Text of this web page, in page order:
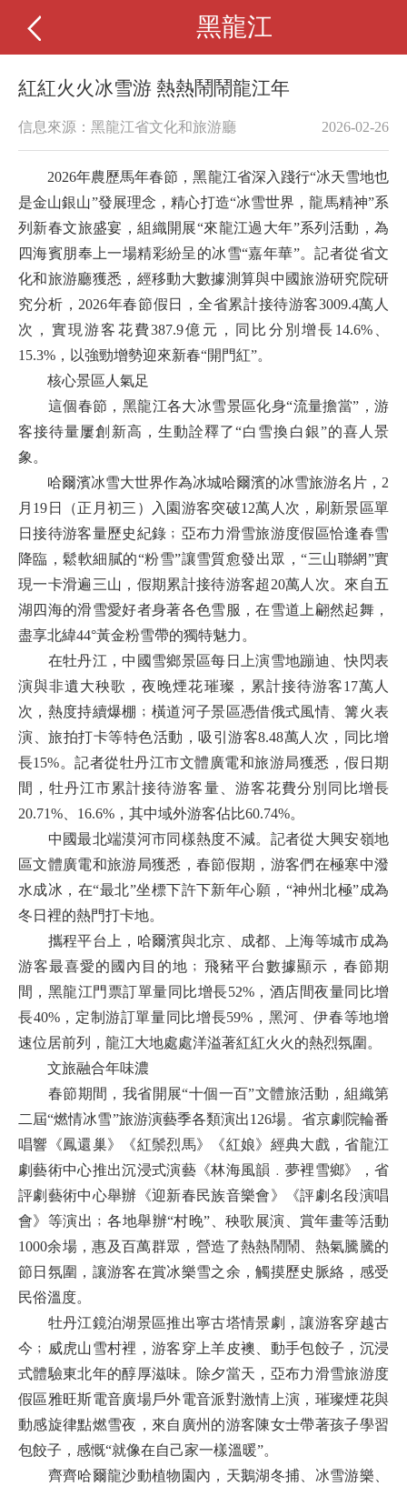
黑龍江
紅紅火火冰雪游 熱熱鬧鬧龍江年
信息來源：黑龍江省文化和旅游廳 2026-02-26
2026年農歷馬年春節，黑龍江省深入踐行“冰天雪地也
是金山銀山”發展理念，精心打造“冰雪世界，龍馬精神”系
列新春文旅盛宴，組織開展“來龍江過大年”系列活動，為
四海賓朋奉上一場精彩紛呈的冰雪“嘉年華”。記者從省文
化和旅游廳獲悉，經移動大數據測算與中國旅游研究院研
究分析，2026年春節假日，全省累計接待游客3009.4萬人
次，實現游客花費387.9億元，同比分別增長14.6%、
15.3%，以強勁增勢迎來新春“開門紅”。
核心景區人氣足
這個春節，黑龍江各大冰雪景區化身“流量擔當”，游
客接待量屢創新高，生動詮釋了“白雪換白銀”的喜人景
象。
哈爾濱冰雪大世界作為冰城哈爾濱的冰雪旅游名片，2
月19日（正月初三）入園游客突破12萬人次，刷新景區單
日接待游客量歷史紀錄﹔亞布力滑雪旅游度假區恰逢春雪
降臨，鬆軟細膩的“粉雪”讓雪質愈發出眾，“三山聯網”實
現一卡滑遍三山，假期累計接待游客超20萬人次。來自五
湖四海的滑雪愛好者身著各色雪服，在雪道上翩然起舞，
盡享北緯44°黃金粉雪帶的獨特魅力。
在牡丹江，中國雪鄉景區每日上演雪地蹦迪、快閃表
演與非遺大秧歌，夜晚煙花璀璨，累計接待游客17萬人
次，熱度持續爆棚﹔橫道河子景區憑借俄式風情、篝火表
演、旅拍打卡等特色活動，吸引游客8.48萬人次，同比增
長15%。記者從牡丹江市文體廣電和旅游局獲悉，假日期
間，牡丹江市累計接待游客量、游客花費分別同比增長
20.71%、16.6%，其中域外游客佔比60.74%。
中國最北端漠河市同樣熱度不減。記者從大興安嶺地
區文體廣電和旅游局獲悉，春節假期，游客們在極寒中潑
水成冰，在“最北”坐標下許下新年心願，“神州北極”成為
冬日裡的熱門打卡地。
攜程平台上，哈爾濱與北京、成都、上海等城市成為
游客最喜愛的國內目的地﹔飛豬平台數據顯示，春節期
間，黑龍江門票訂單量同比增長52%，酒店間夜量同比增
長40%，定制游訂單量同比增長59%，黑河、伊春等地增
速位居前列，龍江大地處處洋溢著紅紅火火的熱烈氛圍。
文旅融合年味濃
春節期間，我省開展“十個一百”文體旅活動，組織第
二屆“燃情冰雪”旅游演藝季各類演出126場。省京劇院輪番
唱響《鳳還巢》《紅鬃烈馬》《紅娘》經典大戲，省龍江
劇藝術中心推出沉浸式演藝《林海風韻﹒夢裡雪鄉》，省
評劇藝術中心舉辦《迎新春民族音樂會》《評劇名段演唱
會》等演出﹔各地舉辦“村晚”、秧歌展演、賞年畫等活動
1000余場，惠及百萬群眾，營造了熱熱鬧鬧、熱氣騰騰的
節日氛圍，讓游客在賞冰樂雪之余，觸摸歷史脈絡，感受
民俗溫度。
牡丹江鏡泊湖景區推出寧古塔情景劇，讓游客穿越古
今﹔威虎山雪村裡，游客穿上羊皮襖、動手包餃子，沉浸
式體驗東北年的醇厚滋味。除夕當天，亞布力滑雪旅游度
假區雅旺斯電音廣場戶外電音派對激情上演，璀璨煙花與
動感旋律點燃雪夜，來自廣州的游客陳女士帶著孩子學習
包餃子，感慨“就像在自己家一樣溫暖”。
齊齊哈爾龍沙動植物園內，天鵝湖冬捕、冰雪游樂、